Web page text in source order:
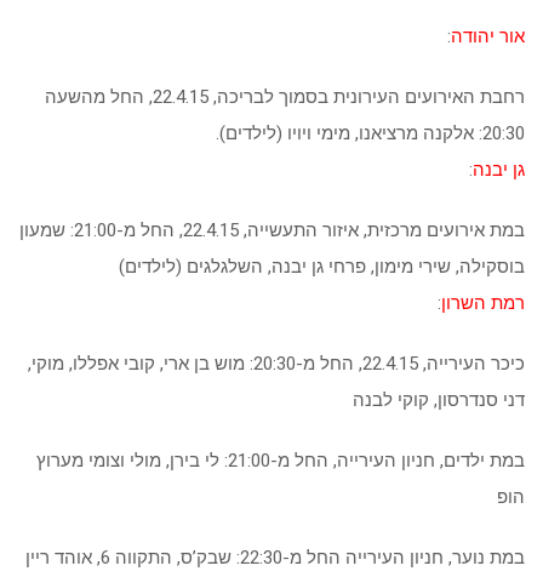
אור יהודה:
רחבת האירועים העירונית בסמוך לבריכה, 22.4.15, החל מהשעה
20:30: אלקנה מרציאנו, מימי ויויו (לילדים).
גן יבנה:
במת אירועים מרכזית, איזור התעשייה, 22.4.15, החל מ-21:00: שמעון
בוסקילה, שירי מימון, פרחי גן יבנה, השלגלגים (לילדים)
רמת השרון:
כיכר העירייה, 22.4.15, החל מ-20:30: מוש בן ארי, קובי אפללו, מוקי,
דני סנדרסון, קוקי לבנה
במת ילדים, חניון העירייה, החל מ-21:00: לי בירן, מולי וצומי מערוץ
הופ
במת נוער, חניון העירייה החל מ-22:30: שבק’ס, התקווה 6, אוהד ריין